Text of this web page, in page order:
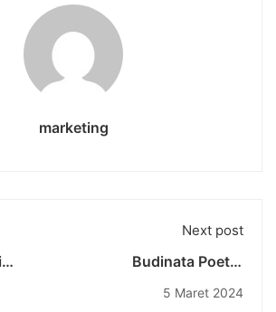
marketing
Next post
Budinata Poetry
Meriahkan Bulan Dies
5 Maret 2024